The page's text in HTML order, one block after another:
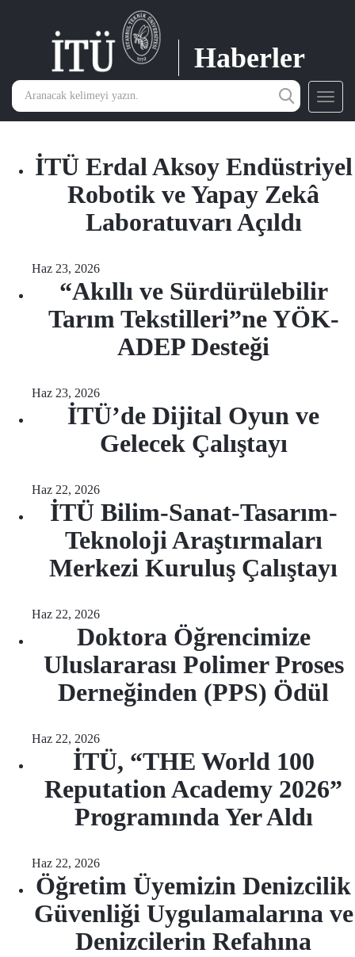
Haberler
İTÜ Erdal Aksoy Endüstriyel
Robotik ve Yapay Zekâ
Laboratuvarı Açıldı
Haz 23, 2026
“Akıllı ve Sürdürülebilir
Tarım Tekstilleri”ne YÖK-
ADEP Desteği
Haz 23, 2026
İTÜ’de Dijital Oyun ve
Gelecek Çalıştayı
Haz 22, 2026
İTÜ Bilim-Sanat-Tasarım-
Teknoloji Araştırmaları
Merkezi Kuruluş Çalıştayı
Haz 22, 2026
Doktora Öğrencimize
Uluslararası Polimer Proses
Derneğinden (PPS) Ödül
Haz 22, 2026
İTÜ, “THE World 100
Reputation Academy 2026”
Programında Yer Aldı
Haz 22, 2026
Öğretim Üyemizin Denizcilik
Güvenliği Uygulamalarına ve
Denizcilerin Refahına